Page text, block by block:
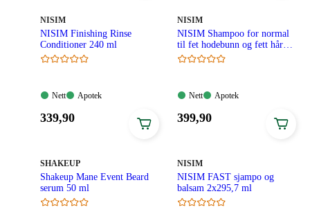
MERKE
NISIM
NISIM Finishing Rinse
Conditioner 240 ml
Nett:
Nett
Apotek:
Apotek
Pris:
339,90
MERKE
NISIM
NISIM Shampoo for normal
til fet hodebunn og fett hår
240 ml
Nett:
Nett
Apotek:
Apotek
Pris:
399,90
MERKE:
SHAKEUP
Shakeup Mane Event Beard
serum 50 ml
MERKE
NISIM
NISIM FAST sjampo og
balsam 2x295,7 ml